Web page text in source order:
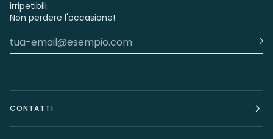
irripetibili.
Non perdere l'occasione!
CONTATTI